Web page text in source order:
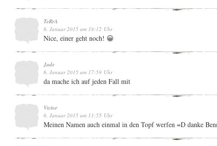
TeRrA
6. Januar 2015 um 18:12 Uhr
Nice, einer geht noch! 😀
Jade
6. Januar 2015 um 17:59 Uhr
da mache ich auf jeden Fall mit
Victor
6. Januar 2015 um 11:55 Uhr
Meinen Namen auch einmal in den Topf werfen =D danke